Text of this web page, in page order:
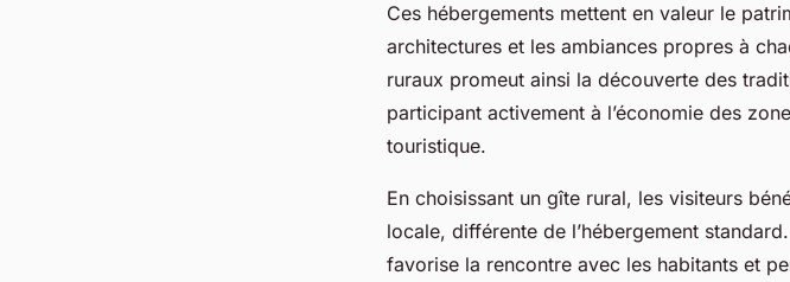
Ces hébergements mettent en valeur le
architectures et les ambiances propres à
ruraux promeut ainsi la découverte des
participant activement à l’économie des
touristique.
En choisissant un gîte rural, les visiteurs
locale, différente de l’hébergement
favorise la rencontre avec les habitants et